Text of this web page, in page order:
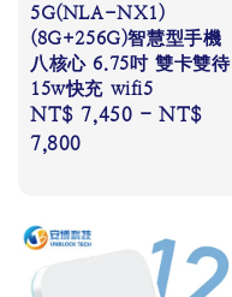
5G(NLA-NX1)
(8G+256G)智慧型手機
八核心 6.75吋 雙卡雙待
15w快充 wifi5
Regular
price
NT$ 7,450 -NT$
7,800